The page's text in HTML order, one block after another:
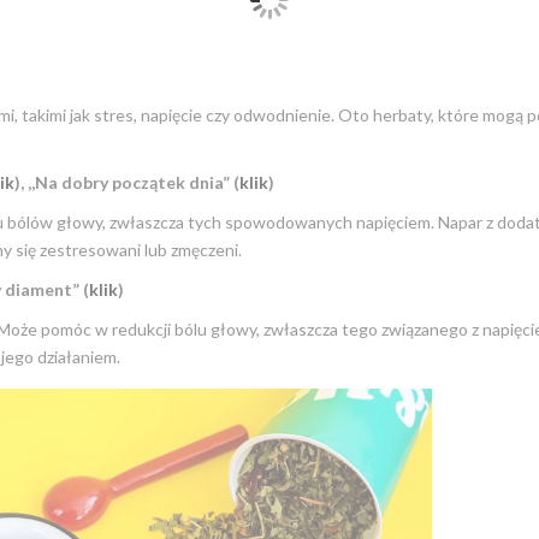
takimi jak stres, napięcie czy odwodnienie. Oto herbaty, które mogą
), ,,Na dobry początek dnia” (klik)
bólów głowy, zwłaszcza tych spowodowanych napięciem. Napar z
się zestresowani lub zmęczeni.
diament” (klik)
pomóc w redukcji bólu głowy, zwłaszcza tego związanego z
działaniem.